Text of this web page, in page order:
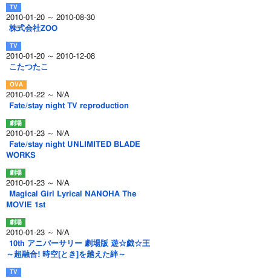
2010-01-20 ～ 2010-08-30
株式会社ZOO
2010-01-20 ～ 2010-12-08
こたつたこ
2010-01-22 ～ N/A
Fate/stay night TV reproduction
2010-01-23 ～ N/A
Fate/stay night UNLIMITED BLADE
WORKS
2010-01-23 ～ N/A
Magical Girl Lyrical NANOHA The
MOVIE 1st
2010-01-23 ～ N/A
10th アニバーサリー 劇場版 遊☆戯☆王
～超融合! 時空[とき]を越えた絆～